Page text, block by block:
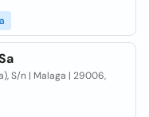
S/n | Malaga | 29006,